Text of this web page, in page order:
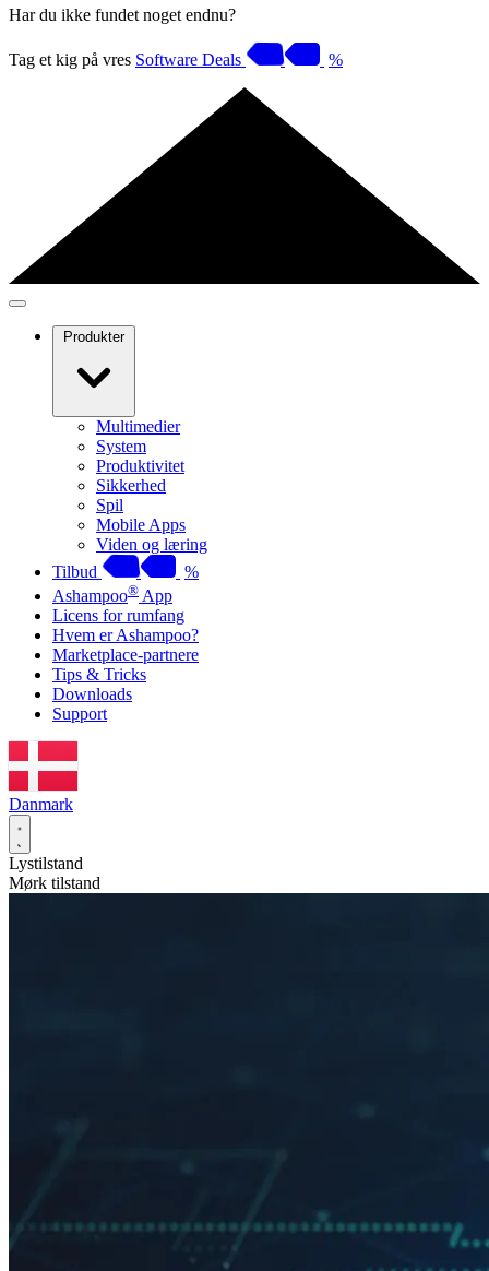
Har du ikke fundet noget endnu?
Tag et kig på vres Software Deals %
Produkter
Multimedier
System
Produktivitet
Sikkerhed
Spil
Mobile Apps
Viden og læring
Tilbud
%
Ashampoo® App
Licens for rumfang
Hvem er Ashampoo?
Marketplace-partnere
Tips & Tricks
Downloads
Support
Danmark
Lystilstand
Mørk tilstand